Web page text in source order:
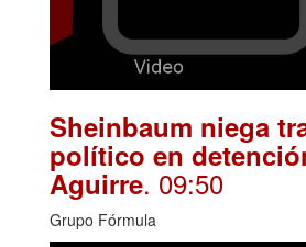
Sheinbaum niega
político en
Aguirre. 09:50
Grupo Fórmula